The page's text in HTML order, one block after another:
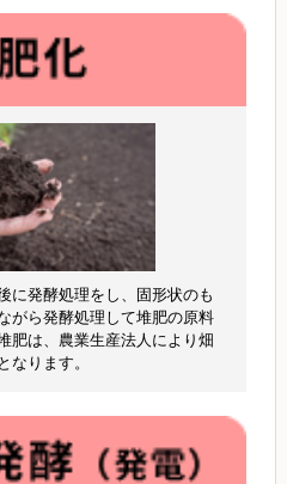
に発酵処理をし、固形状のも
がら発酵処理して堆肥の原料
肥は、農業生産法人により畑
なります。